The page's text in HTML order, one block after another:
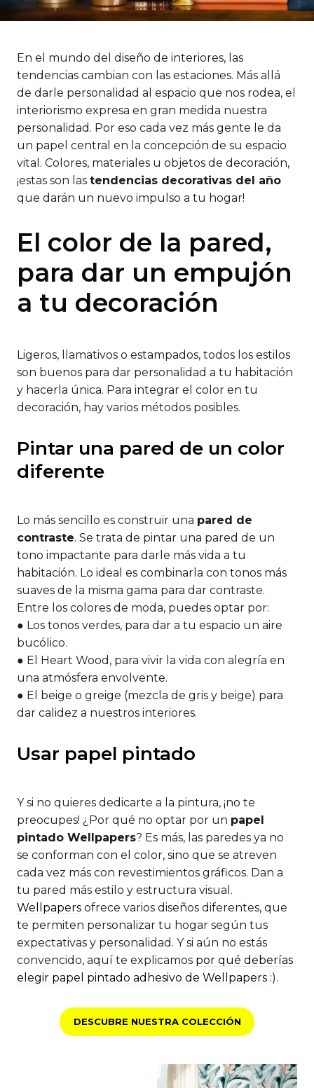
En el mundo del diseño de interiores, las
tendencias cambian con las estaciones. Más allá
de darle personalidad al espacio que nos rodea, el
interiorismo expresa en gran medida nuestra
personalidad. Por eso cada vez más gente le da
un papel central en la concepción de su espacio
vital. Colores, materiales u objetos de decoración,
¡estas son las tendencias decorativas del año
que darán un nuevo impulso a tu hogar!
El color de la pared,
para dar un empujón
a tu decoración
Ligeros, llamativos o estampados, todos los estilos
son buenos para dar personalidad a tu habitación
y hacerla única. Para integrar el color en tu
decoración, hay varios métodos posibles.
Pintar una pared de un color
diferente
Lo más sencillo es construir una pared de
contraste. Se trata de pintar una pared de un
tono impactante para darle más vida a tu
habitación. Lo ideal es combinarla con tonos más
suaves de la misma gama para dar contraste.
Entre los colores de moda, puedes optar por:
● Los tonos verdes, para dar a tu espacio un aire
bucólico.
● El Heart Wood, para vivir la vida con alegría en
una atmósfera envolvente.
● El beige o greige (mezcla de gris y beige) para
dar calidez a nuestros interiores.
Usar papel pintado
Y si no quieres dedicarte a la pintura, ¡no te
preocupes! ¿Por qué no optar por un papel
pintado Wellpapers? Es más, las paredes ya no
se conforman con el color, sino que se atreven
cada vez más con revestimientos gráficos. Dan a
tu pared más estilo y estructura visual.
Wellpapers ofrece varios diseños diferentes, que
te permiten personalizar tu hogar según tus
expectativas y personalidad. Y si aún no estás
convencido, aquí te explicamos por qué deberías
elegir papel pintado adhesivo de Wellpapers :).
DESCUBRE NUESTRA COLECCIÓN